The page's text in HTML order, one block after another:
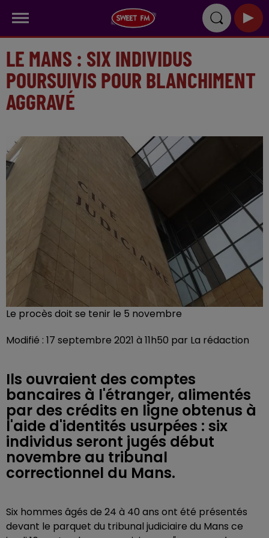
LE MANS : SIX INDIVIDUS
POURSUIVIS POUR BLANCHIMENT
AGGRAVÉ
Le procès doit se tenir le 5 novembre
Modifié : 17 septembre 2021 à 11h50 par La rédaction
Ils ouvraient des comptes
bancaires à l'étranger, alimentés
par des crédits en ligne obtenus à
l'aide d'identités usurpées : six
individus seront jugés début
novembre au tribunal
correctionnel du Mans.
Six hommes âgés de 24 à 40 ans ont été présentés
devant le parquet du tribunal judiciaire du Mans ce